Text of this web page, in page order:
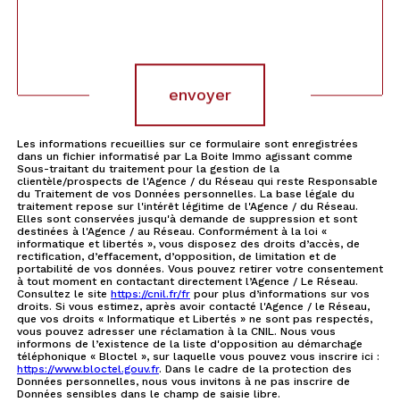
envoyer
Les informations recueillies sur ce formulaire sont enregistrées
dans un fichier informatisé par La Boite Immo agissant comme
Sous-traitant du traitement pour la gestion de la
clientèle/prospects de l'Agence / du Réseau qui reste Responsable
du Traitement de vos Données personnelles. La base légale du
traitement repose sur l'intérêt légitime de l'Agence / du Réseau.
Elles sont conservées jusqu'à demande de suppression et sont
destinées à l'Agence / au Réseau. Conformément à la loi «
informatique et libertés », vous disposez des droits d’accès, de
rectification, d’effacement, d’opposition, de limitation et de
portabilité de vos données. Vous pouvez retirer votre consentement
à tout moment en contactant directement l’Agence / Le Réseau.
Consultez le site https://cnil.fr/fr pour plus d’informations sur vos
droits. Si vous estimez, après avoir contacté l'Agence / le Réseau,
que vos droits « Informatique et Libertés » ne sont pas respectés,
vous pouvez adresser une réclamation à la CNIL. Nous vous
informons de l’existence de la liste d'opposition au démarchage
téléphonique « Bloctel », sur laquelle vous pouvez vous inscrire ici :
https://www.bloctel.gouv.fr. Dans le cadre de la protection des
Données personnelles, nous vous invitons à ne pas inscrire de
Données sensibles dans le champ de saisie libre.